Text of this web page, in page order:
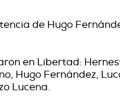
de Hugo
en Libertad:
Hugo Fernández,
Lucena.